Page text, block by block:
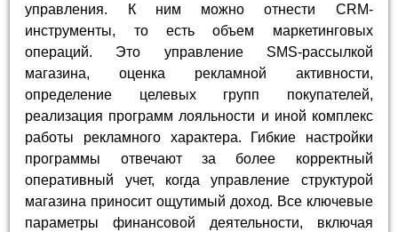
управления. К ним можно отнести CRM-
инструменты, то есть объем маркетинговых
операций. Это управление SMS-рассылкой
магазина, оценка рекламной активности,
определение целевых групп покупателей,
реализация программ лояльности и иной комплекс
работы рекламного характера. Гибкие настройки
программы отвечают за более корректный
оперативный учет, когда управление структурой
магазина приносит ощутимый доход. Все ключевые
параметры финансовой деятельности, включая